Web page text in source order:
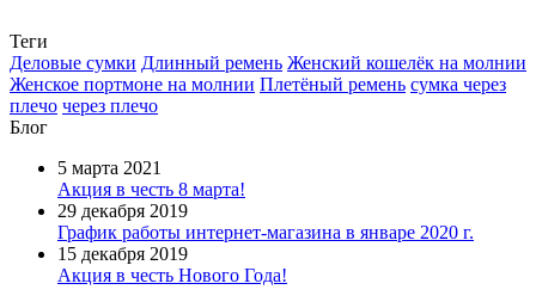
Теги
Деловые сумки Длинный ремень Женский кошелёк на молнии
Женское портмоне на молнии Плетёный ремень сумка через
плечо через плечо
Блог
5 марта 2021
Акция в честь 8 марта!
29 декабря 2019
График работы интернет-магазина в январе 2020 г.
15 декабря 2019
Акция в честь Нового Года!